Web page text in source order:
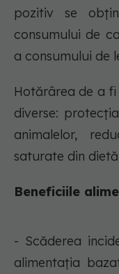
pozitiv se
consumului de
a consumului de
Hotărârea de a
diverse:
animalelor,
saturate din
Beneficiile
- Scăderea
alimentația